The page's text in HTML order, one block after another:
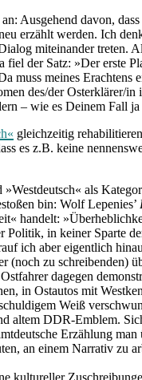
Ausgehend davon,
erzählt werden. Ich
miteinander treten.
der Satz: »Der erste
muss meines Erachtens
des/der Osterklärer/
– wie es Deinem Fall
gleichzeitig
es z.B. keine
als
bin: Wolf Lepenies’
handelt:
Politik, in keiner Sparte
ich aber eigentlich
(noch zu
dagegen
in Ostautos mit
Weiß
altem DDR-Emblem.
Erzählung
an einem Narrativ
kultureller